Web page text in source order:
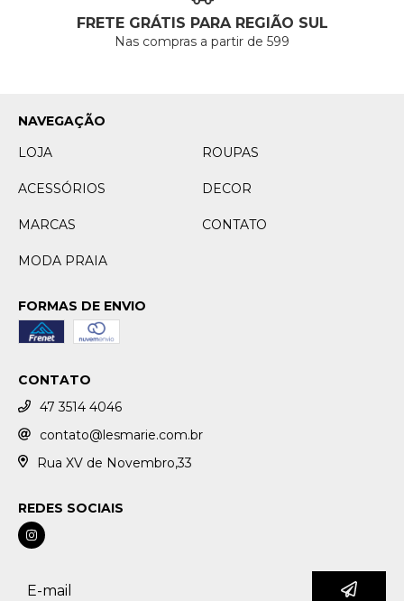
FRETE GRÁTIS PARA REGIÃO SUL
Nas compras a partir de 599
NAVEGAÇÃO
LOJA
ROUPAS
ACESSÓRIOS DECOR
MARCAS CONTATO
MODA PRAIA
FORMAS DE ENVIO
CONTATO
47 3514 4046
contato@lesmarie.com.br
Rua XV de Novembro,33
REDES SOCIAIS